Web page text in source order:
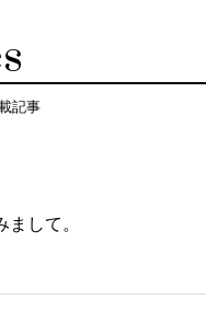
記事
して。